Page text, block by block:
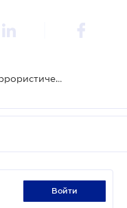
Украина приняла участие в антитеррористической конференции ООН
войти